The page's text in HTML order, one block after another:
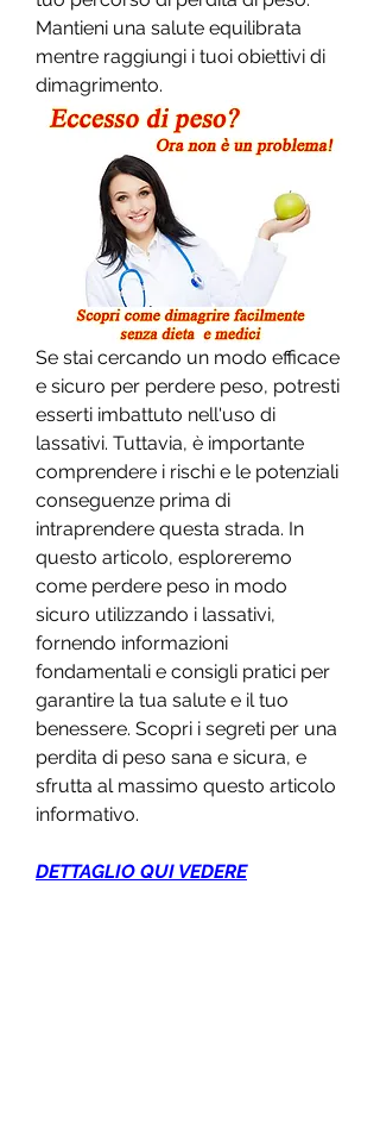
Mantieni una salute equilibrata
mentre raggiungi i tuoi obiettivi di
dimagrimento.
Se stai cercando un modo efficace
e sicuro per perdere peso, potresti
esserti imbattuto nell'uso di
lassativi. Tuttavia, è importante
comprendere i rischi e le potenziali
conseguenze prima di
intraprendere questa strada. In
questo articolo, esploreremo
come perdere peso in modo
sicuro utilizzando i lassativi,
fornendo informazioni
fondamentali e consigli pratici per
garantire la tua salute e il tuo
benessere. Scopri i segreti per una
perdita di peso sana e sicura, e
sfrutta al massimo questo articolo
informativo.
DETTAGLIO QUI VEDERE